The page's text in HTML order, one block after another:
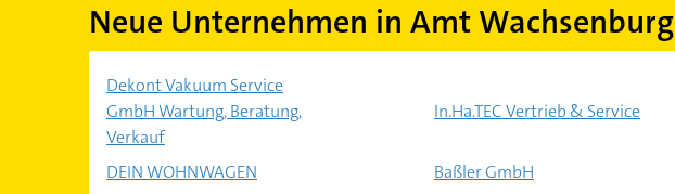
Neue Unternehmen in Amt Wachsenburg
Dekont Vakuum Service
GmbH Wartung, Beratung,
Verkauf
In.Ha.TEC Vertrieb & Service
DEIN WOHNWAGEN Baßler GmbH